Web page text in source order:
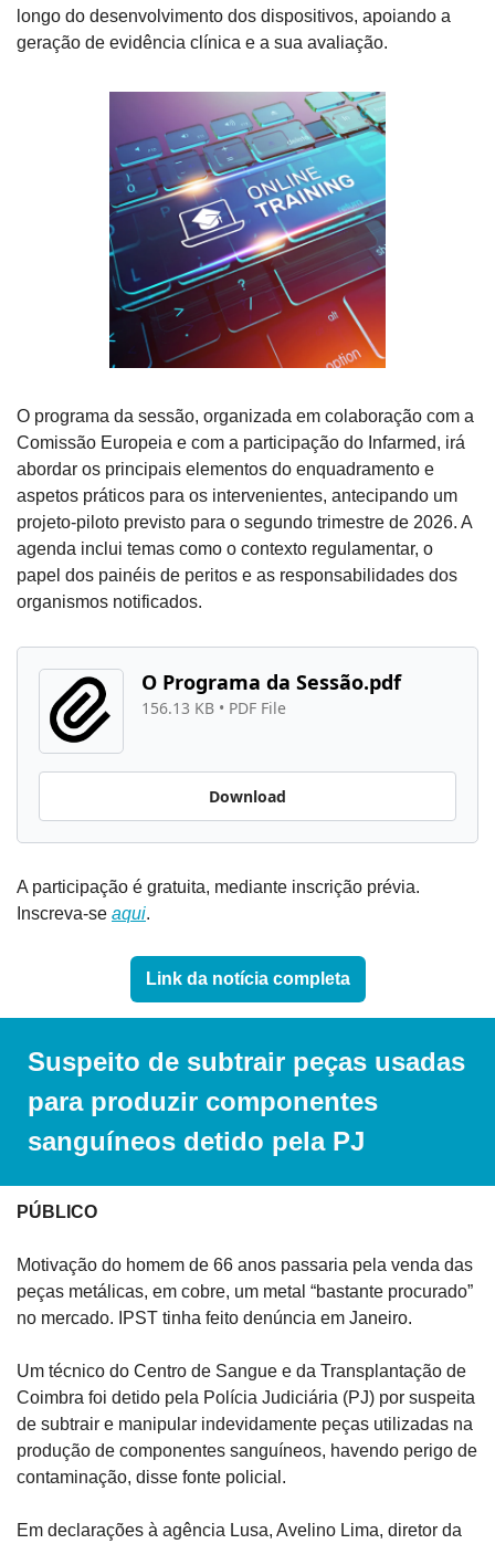
longo do desenvolvimento dos dispositivos, apoiando a
geração de evidência clínica e a sua avaliação.
O programa da sessão, organizada em colaboração com a
Comissão Europeia e com a participação do Infarmed, irá
abordar os principais elementos do enquadramento e
aspetos práticos para os intervenientes, antecipando um
projeto-piloto previsto para o segundo trimestre de 2026. A
agenda inclui temas como o contexto regulamentar, o
papel dos painéis de peritos e as responsabilidades dos
organismos notificados.
O Programa da Sessão.pdf
156.13 KB • PDF File
Download
A participação é gratuita, mediante inscrição prévia.
Inscreva-se aqui.
Link da notícia completa
Suspeito de subtrair peças usadas
para produzir componentes
sanguíneos detido pela PJ
PÚBLICO
Motivação do homem de 66 anos passaria pela venda das
peças metálicas, em cobre, um metal “bastante procurado”
no mercado. IPST tinha feito denúncia em Janeiro.
Um técnico do Centro de Sangue e da Transplantação de
Coimbra foi detido pela Polícia Judiciária (PJ) por suspeita
de subtrair e manipular indevidamente peças utilizadas na
produção de componentes sanguíneos, havendo perigo de
contaminação, disse fonte policial.
Em declarações à agência Lusa, Avelino Lima, diretor da